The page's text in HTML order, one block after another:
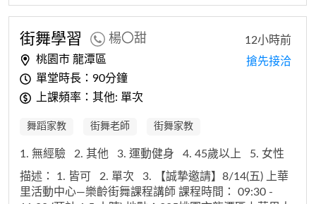
街舞學習 楊〇甜
桃園市 龍潭區
單堂時長：90分鐘
上課頻率：其他: 單次
12小時前
搶先接洽
舞蹈家教 街舞老師 街舞家教
1. 無經驗 2. 其他 3. 運動健身 4. 45歲以上
5. 女性
描述： 1. 皆可 2. 單次
3. 【誠摯邀請】8/14(五) 上華
里活動中心—樂齡街舞課程講師 課程時間： 09:30 -